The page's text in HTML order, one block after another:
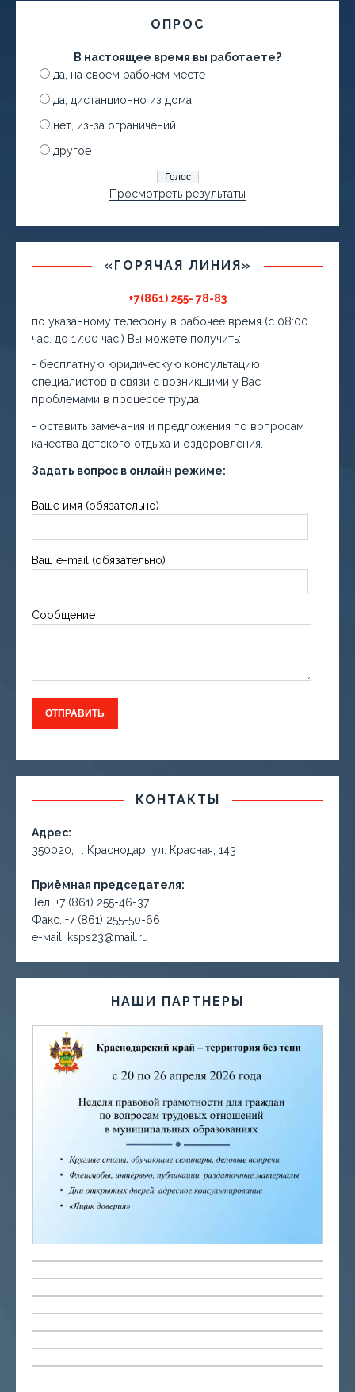
ОПРОС
В настоящее время вы работаете?
да, на своем рабочем месте
да, дистанционно из дома
нет, из-за ограничений
другое
Просмотреть результаты
«ГОРЯЧАЯ ЛИНИЯ»
+7(861) 255- 78-83
по указанному телефону в рабочее время (с 08:00
час. до 17:00 час.) Вы можете получить:
- бесплатную юридическую консультацию
специалистов в связи с возникшими у Вас
проблемами в процессе труда;
- оставить замечания и предложения по вопросам
качества детского отдыха и оздоровления.
Задать вопрос в онлайн режиме:
Ваше имя (обязательно)
Ваш e-mail (обязательно)
Сообщение
КОНТАКТЫ
Адрес:
350020, г. Краснодар, ул. Красная, 143
Приёмная председателя:
Тел. +7 (861) 255-46-37
Факс. +7 (861) 255-50-66
е-маil: ksps23@mail.ru
НАШИ ПАРТНЕРЫ